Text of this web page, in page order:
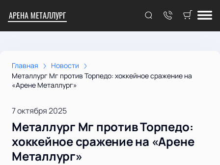
АРЕНА МЕТАЛЛУРГ
Главная
Новости
Металлург Мг против Торпедо: хоккейное сражение на
«Арене Металлург»
7 октября 2025
Металлург Мг против Торпедо:
хоккейное сражение на «Арене
Металлург»